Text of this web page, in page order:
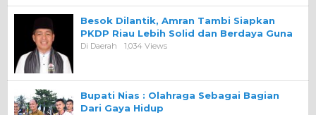
Besok Dilantik, Amran Tambi Siapkan
PKDP Riau Lebih Solid dan Berdaya Guna
Di Daerah 1,034 Views
Bupati Nias : Olahraga Sebagai Bagian
Dari Gaya Hidup